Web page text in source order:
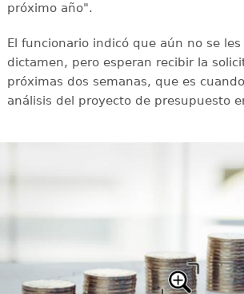
próximo año".
El funcionario indicó que aún no se
dictamen, pero esperan recibir la
próximas dos semanas, que es
análisis del proyecto de presupuesto